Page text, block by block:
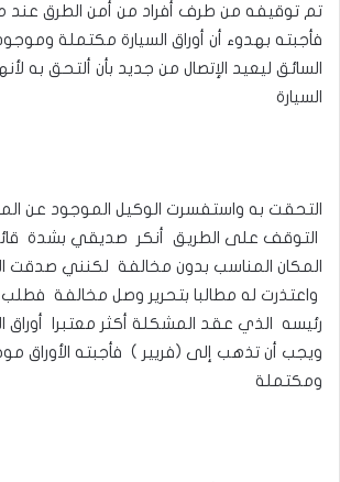
تم توقيفه من طرف أفراد من أمن الطرق عند
فأجبته بهدوء أن أوراق السيارة مكتملة
السائق ليعيد الإتصال من جديد بأن ألتحق به
السيارة
التحقت به واستفسرت الوكيل الموجود عن
التوقف على الطريق أنكر صديقي بشدة
المكان المناسب بدون مخالفة لكنني صدقت
واعتذرت له مطالبا بتحرير وصل مخالفة
رئيسه الذي عقد المشكلة أكثر معتبرا أوراق
ويجب أن تذهب إلى (فريير ) فأجبته الأوراق
ومكتملة